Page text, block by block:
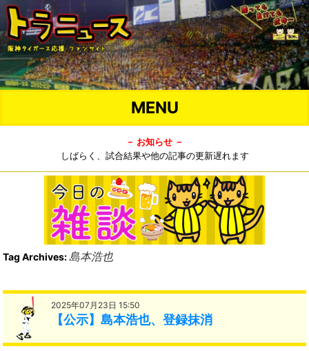
MENU
－ お知らせ －
しばらく、試合結果や他の記事の更新遅れます
Tag Archives:島本浩也
2025年07月23日 15:50
【公示】島本浩也、登録抹消